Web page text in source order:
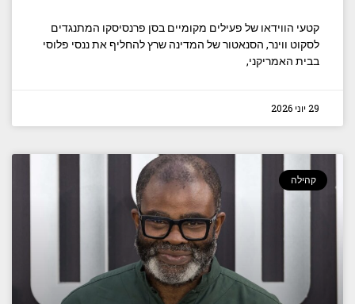
קטעי הווידאו של פעילים מקומיים בסן פרנסיסקו המתנגדים
לסקוט ווינר, הסנאטור של המדינה שרץ להחליף את ננסי פלוסי
בבית האמריקני,
29 יוני 2026
קהילה